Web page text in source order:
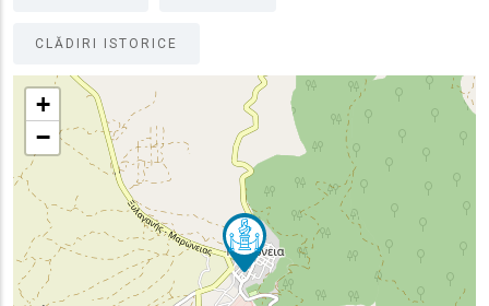
CLĂDIRI ISTORICE
+
−